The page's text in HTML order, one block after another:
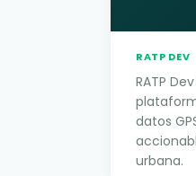
RATP DEV
RATP
datos
urbana.